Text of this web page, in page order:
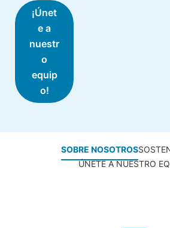
¡Únet
e a
nuestr
o
equip
o!
SOBRE NOSOTROS
ÚNETE A NUESTRO